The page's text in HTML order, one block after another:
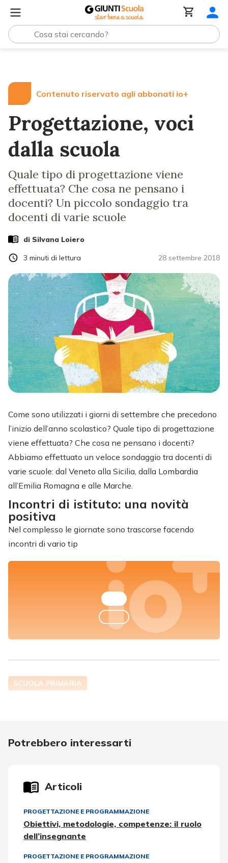
Contenuto riservato agli abbonati io+
Progettazione, voci
dalla scuola
Quale tipo di progettazione viene
effettuata? Che cosa ne pensano i
docenti? Un piccolo sondaggio tra
docenti di varie scuole
di Silvana Loiero
28 settembre 2018
3 minuti di lettura
Come sono utilizzati i giorni di settembre che precedono
l’inizio dell’anno scolastico? Quale tipo di progettazione
viene effettuata? Che cosa ne pensano i docenti?
Abbiamo effettuato un veloce sondaggio tra docenti di
varie scuole: dal Veneto alla Sicilia, dalla Lombardia
all’Emilia Romagna e alle Marche.
Incontri di istituto: una novità
positiva
Nel complesso le giornate sono trascorse facendo
incontri di vario tip
SCUOLA PRIMARIA
Potrebbero interessarti
Articoli
PROGETTAZIONE E PROGRAMMAZIONE
Obiettivi, metodologie, competenze: il ruolo
dell’insegnante
PROGETTAZIONE E PROGRAMMAZIONE